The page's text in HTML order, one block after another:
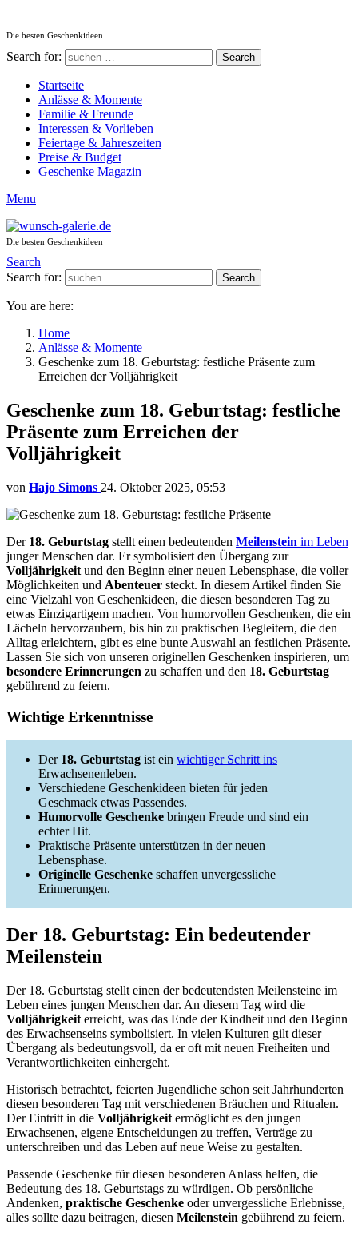
Die besten Geschenkideen
Search for: Search
Startseite
Anlässe & Momente
Familie & Freunde
Interessen & Vorlieben
Feiertage & Jahreszeiten
Preise & Budget
Geschenke Magazin
Menu
Die besten Geschenkideen
Search
Search for:
Search
You are here:
Home
Anlässe & Momente
Geschenke zum 18. Geburtstag: festliche Präsente zum
Erreichen der Volljährigkeit
Geschenke zum 18. Geburtstag: festliche
Präsente zum Erreichen der
Volljährigkeit
von Hajo Simons 24. Oktober 2025, 05:53
Der 18. Geburtstag stellt einen bedeutenden Meilenstein im Leben
junger Menschen dar. Er symbolisiert den Übergang zur
Volljährigkeit und den Beginn einer neuen Lebensphase, die voller
Möglichkeiten und Abenteuer steckt. In diesem Artikel finden Sie
eine Vielzahl von Geschenkideen, die diesen besonderen Tag zu
etwas Einzigartigem machen. Von humorvollen Geschenken, die ein
Lächeln hervorzaubern, bis hin zu praktischen Begleitern, die den
Alltag erleichtern, gibt es eine bunte Auswahl an festlichen Präsente.
Lassen Sie sich von unseren originellen Geschenken inspirieren, um
besondere Erinnerungen zu schaffen und den 18. Geburtstag
gebührend zu feiern.
Wichtige Erkenntnisse
Der 18. Geburtstag ist ein wichtiger Schritt ins
Erwachsenenleben.
Verschiedene Geschenkideen bieten für jeden
Geschmack etwas Passendes.
Humorvolle Geschenke bringen Freude und sind ein
echter Hit.
Praktische Präsente unterstützen in der neuen
Lebensphase.
Originelle Geschenke schaffen unvergessliche
Erinnerungen.
Der 18. Geburtstag: Ein bedeutender
Meilenstein
Der 18. Geburtstag stellt einen der bedeutendsten Meilensteine im
Leben eines jungen Menschen dar. An diesem Tag wird die
Volljährigkeit erreicht, was das Ende der Kindheit und den Beginn
des Erwachsenseins symbolisiert. In vielen Kulturen gilt dieser
Übergang als bedeutungsvoll, da er oft mit neuen Freiheiten und
Verantwortlichkeiten einhergeht.
Historisch betrachtet, feierten Jugendliche schon seit Jahrhunderten
diesen besonderen Tag mit verschiedenen Bräuchen und Ritualen.
Der Eintritt in die Volljährigkeit ermöglicht es den jungen
Erwachsenen, eigene Entscheidungen zu treffen, Verträge zu
unterschreiben und das Leben auf neue Weise zu gestalten.
Passende Geschenke für diesen besonderen Anlass helfen, die
Bedeutung des 18. Geburtstags zu würdigen. Ob persönliche
Andenken, praktische Geschenke oder unvergessliche Erlebnisse,
alles sollte dazu beitragen, diesen Meilenstein gebührend zu feiern.